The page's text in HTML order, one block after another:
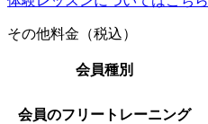
その他料金（税込）
会員種別
会員のフリートレーニング